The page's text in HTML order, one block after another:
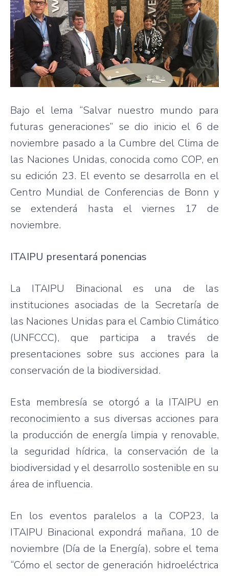
Bajo el lema “Salvar nuestro mundo para
futuras generaciones” se dio inicio el 6 de
noviembre pasado a la Cumbre del Clima de
las Naciones Unidas, conocida como COP, en
su edición 23. El evento se desarrolla en el
Centro Mundial de Conferencias de Bonn y
se extenderá hasta el viernes 17 de
noviembre.
ITAIPU presentará ponencias
La ITAIPU Binacional es una de las
instituciones asociadas de la Secretaría de
las Naciones Unidas para el Cambio Climático
(UNFCCC), que participa a través de
presentaciones sobre sus acciones para la
conservación de la biodiversidad.
Esta membresía se otorgó a la ITAIPU en
reconocimiento a sus diversas acciones para
la producción de energía limpia y renovable,
la seguridad hídrica, la conservación de la
biodiversidad y el desarrollo sostenible en su
área de influencia.
En los eventos paralelos a la COP23, la
ITAIPU Binacional expondrá mañana, 10 de
noviembre (Día de la Energía), sobre el tema
“Cómo el sector de generación hidroeléctrica